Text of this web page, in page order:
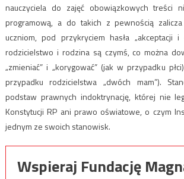
nauczyciela do zajęć obowiązkowych treści
programową, a do takich z pewnością
uczniom, pod przykryciem hasła „akceptacji i
rodzicielstwo i rodzina są czymś, co można
„zmieniać” i „korygować” (jak w przypadku
przypadku rodzicielstwa „dwóch mam”).
podstaw prawnych indoktrynację, której nie
Konstytucji RP ani prawo oświatowe, o czym
jednym ze swoich stanowisk.
Wspieraj Fundację